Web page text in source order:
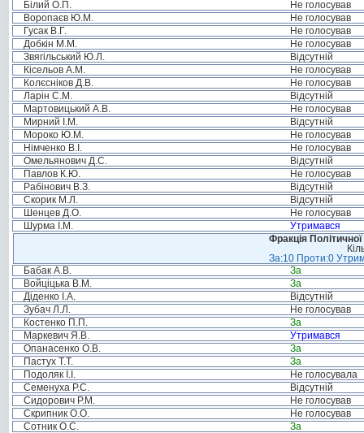
Білий О.П.
Не голосував
Воропаєв Ю.М.
Не голосував
Гусак В.Г.
Не голосував
Добкін М.М.
Не голосував
Звягільський Ю.Л.
Відсутній
Кісельов А.М.
Не голосував
Колєсніков Д.В.
Не голосував
Ларін С.М.
Відсутній
Мартовицький А.В.
Не голосував
Мирний І.М.
Відсутній
Мороко Ю.М.
Не голосував
Німченко В.І.
Не голосував
Омельянович Д.С.
Відсутній
Павлов К.Ю.
Не голосував
Рабінович В.З.
Відсутній
Скорик М.Л.
Відсутній
Шенцев Д.О.
Не голосував
Шурма І.М.
Утримався
Фракція
За:10 Проти:0
Бабак А.В.
За
Войціцька В.М.
За
Діденко І.А.
Відсутній
Зубач Л.Л.
Не голосував
Костенко П.П.
За
Маркевич Я.В.
Утримався
Опанасенко О.В.
За
Пастух Т.Т.
За
Подоляк І.І.
Не голосувала
Семенуха Р.С.
Відсутній
Сидорович Р.М.
Не голосував
Скрипник О.О.
Не голосував
Сотник О.С.
За